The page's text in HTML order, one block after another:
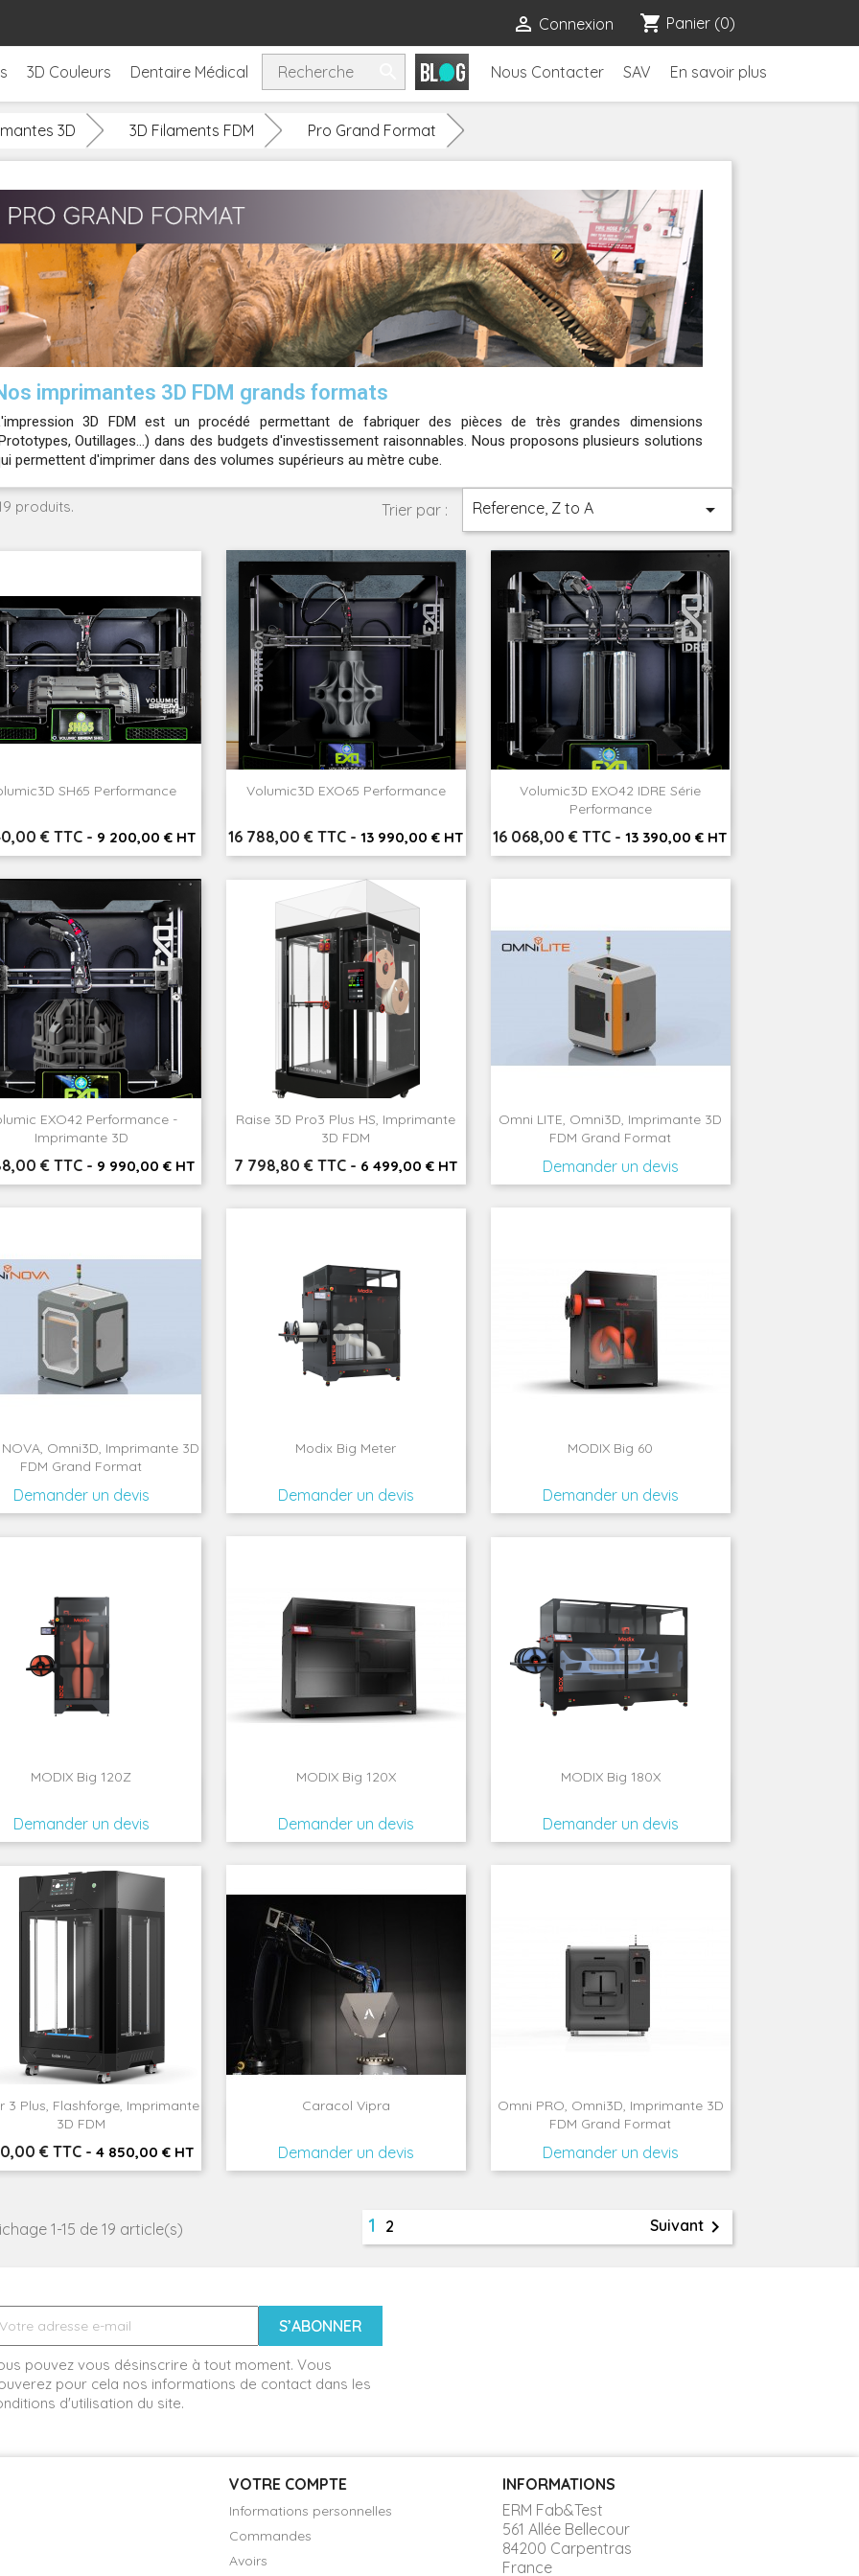
 Connexion shopping_cart Panier (0)
3D Couleurs Dentaire Médical Nous Contacter SAV En savoir plus
3D 3D Filaments FDM Pro Grand Format
imprimantes 3D FDM grands formats
3D FDM est un procédé permettant de fabriquer des pièces de très grandes dimensions
Outillages...) dans des budgets d'investissement raisonnables. Nous proposons plusieurs solutions
permettent d'imprimer dans des volumes supérieurs au mètre cube.
produits. Trier par : Reference, Z to A 
SH65 Performance
€ TTC - 9 200,00 € HT
Volumic3D EXO65 Performance
Prix
16 788,00 € TTC - 13 990,00 € HT
Volumic3D EXO42 IDRE Série
Performance
Prix
16 068,00 € TTC - 13 390,00 € HT
Aperçu rapide
EXO42 Performance -
Imprimante 3D
€ TTC - 9 990,00 € HT
Aperçu rapide
Raise 3D Pro3 Plus HS, Imprimante
3D FDM
Prix
7 798,80 € TTC - 6 499,00 € HT
Aperçu rapide
Omni LITE, Omni3D, Imprimante 3D
FDM Grand Format
Demander un devis
Aperçu rapide
Omni3D, Imprimante 3D
FDM Grand Format
Demander un devis
Aperçu rapide
Modix Big Meter
Demander un devis
MODIX Big 60
Demander un devis
MODIX Big 120Z
Demander un devis
MODIX Big 120X
Demander un devis
MODIX Big 180X
Demander un devis
3 Plus, Flashforge, Imprimante
3D FDM
€ TTC - 4 850,00 € HT
Aperçu rapide
Caracol Vipra
Demander un devis
Omni PRO, Omni3D, Imprimante 3D
FDM Grand Format
Demander un devis
Aperçu rapide
1-15 de 19 article(s) 1 2 Suivant
pouvez vous désinscrire à tout moment. Vous
pour cela nos informations de contact dans les
d'utilisation du site.
VOTRE COMPTE
Informations personnelles
Commandes
Avoirs
INFORMATIONS
ERM Fab&Test
561 Allée Bellecour
84200 Carpentras
France